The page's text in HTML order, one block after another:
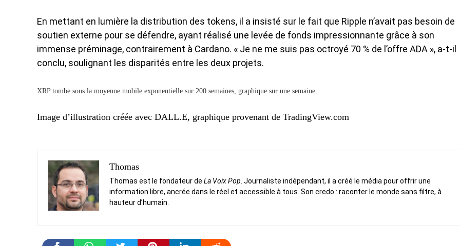
En mettant en lumière la distribution des tokens, il a insisté sur le fait que Ripple n’avait pas besoin de
soutien externe pour se défendre, ayant réalisé une levée de fonds impressionnante grâce à son
immense préminage, contrairement à Cardano. « Je ne me suis pas octroyé 70 % de l’offre ADA », a-t-il
conclu, soulignant les disparités entre les deux projets.
XRP tombe sous la moyenne mobile exponentielle sur 200 semaines, graphique sur une semaine.
Image d’illustration créée avec DALL.E, graphique provenant de TradingView.com
Thomas
Thomas est le fondateur de La Voix Pop. Journaliste indépendant, il a créé le média pour offrir une
information libre, ancrée dans le réel et accessible à tous. Son credo : raconter le monde sans filtre, à
hauteur d’humain.